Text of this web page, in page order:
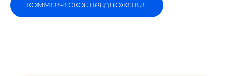
КОММЕРЧЕСКОЕ ПРЕДЛОЖЕНИЕ